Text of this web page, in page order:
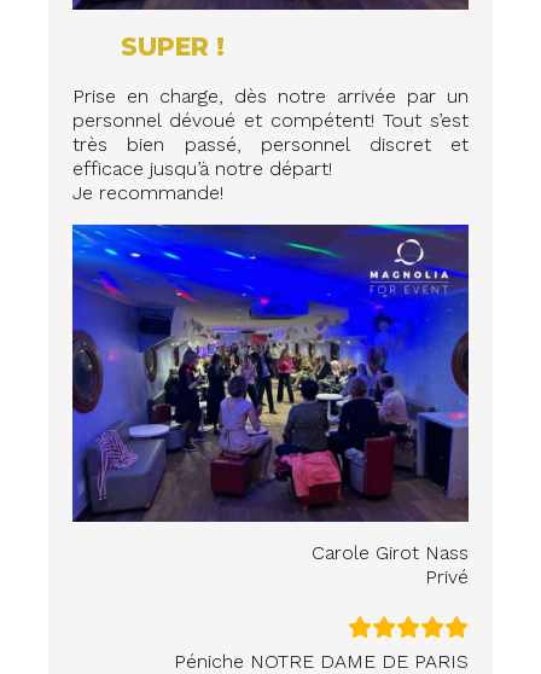
SUPER !
Prise en charge, dès notre arrivée par un
personnel dévoué et compétent! Tout s’est
très bien passé, personnel discret et
efficace jusqu’à notre départ!
Je recommande!
Carole Girot Nass
Privé
Péniche NOTRE DAME DE PARIS